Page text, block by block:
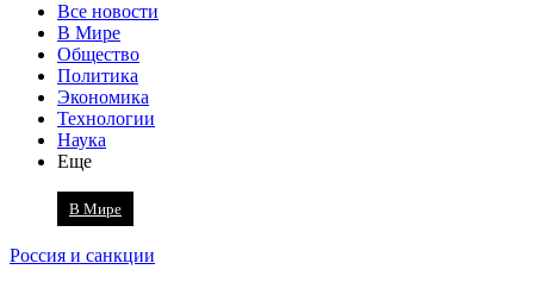
Все новости
В Мире
Общество
Политика
Экономика
Технологии
Наука
Еще
В Мире
Россия и санкции